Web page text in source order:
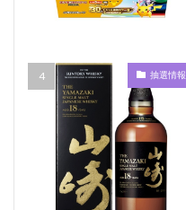
抽選情報